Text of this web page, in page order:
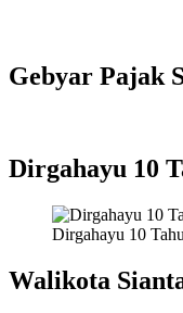
Gebyar Pajak
Dirgahayu 10
Dirgahayu 10
Walikota